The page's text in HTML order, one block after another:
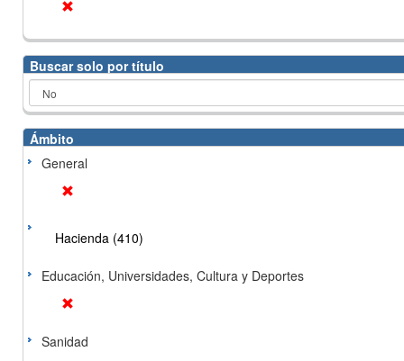
Buscar solo por título
Ámbito
General
Hacienda (410)
Educación, Universidades, Cultura y Deportes
Sanidad